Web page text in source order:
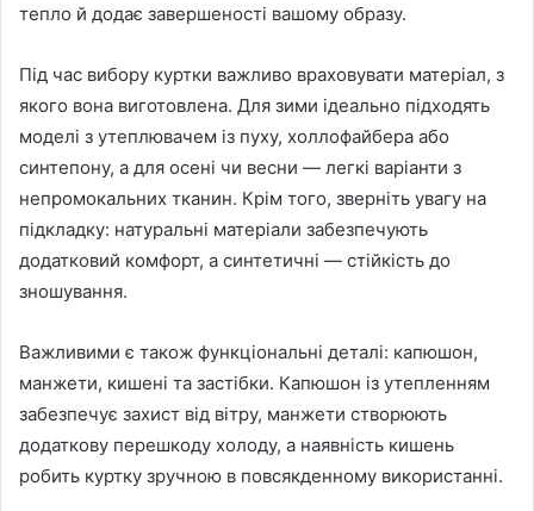
тепло й додає завершеності вашому образу.
Під час вибору куртки важливо враховувати матеріал, з
якого вона виготовлена. Для зими ідеально підходять
моделі з утеплювачем із пуху, холлофайбера або
синтепону, а для осені чи весни — легкі варіанти з
непромокальних тканин. Крім того, зверніть увагу на
підкладку: натуральні матеріали забезпечують
додатковий комфорт, а синтетичні — стійкість до
зношування.
Важливими є також функціональні деталі: капюшон,
манжети, кишені та застібки. Капюшон із утепленням
забезпечує захист від вітру, манжети створюють
додаткову перешкоду холоду, а наявність кишень
робить куртку зручною в повсякденному використанні.